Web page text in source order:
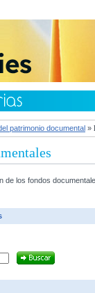
patrimonio documental »
de los fondos